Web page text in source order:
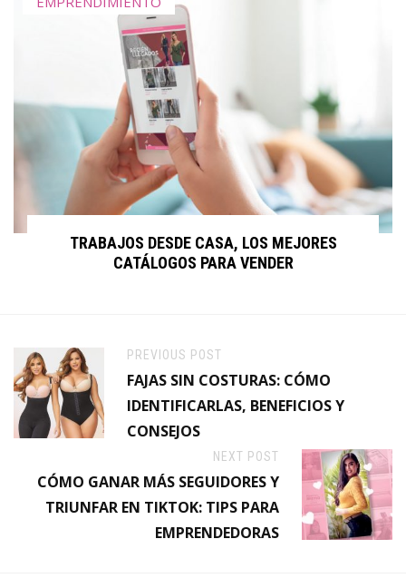
TRABAJOS DESDE CASA, LOS MEJORES
CATÁLOGOS PARA VENDER
PREVIOUS POST
FAJAS SIN COSTURAS: CÓMO
IDENTIFICARLAS, BENEFICIOS Y
CONSEJOS
NEXT POST
CÓMO GANAR MÁS SEGUIDORES Y
TRIUNFAR EN TIKTOK: TIPS PARA
EMPRENDEDORAS